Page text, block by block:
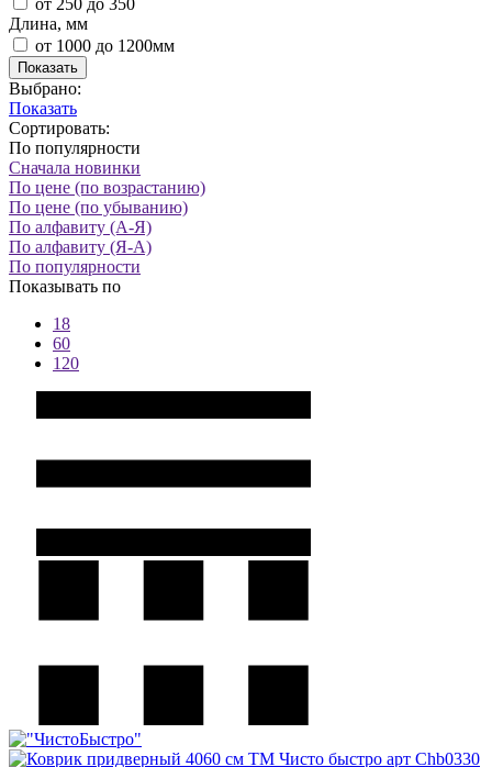
Длина, мм
от 1000 до 1200мм
Показать
Выбрано:
Показать
Сортировать:
По популярности
Сначала новинки
По цене (по возрастанию)
По цене (по убыванию)
По алфавиту (А-Я)
По алфавиту (Я-А)
По популярности
Показывать по
18
60
120